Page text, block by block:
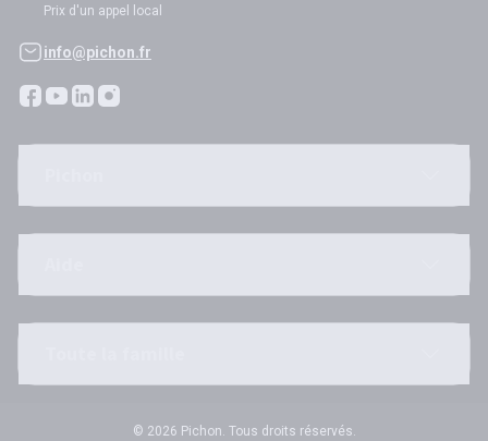
Prix d'un appel local
info@pichon.fr
© 2026 Pichon. Tous droits réservés.